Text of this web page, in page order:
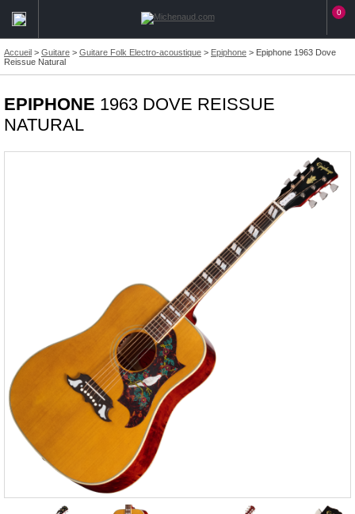
0
Accueil > Guitare > Guitare Folk Electro-acoustique > Epiphone > Epiphone 1963 Dove
Reissue Natural
EPIPHONE 1963 DOVE REISSUE
NATURAL